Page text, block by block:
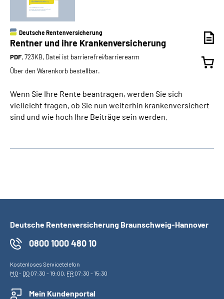
Deutsche Rentenversicherung
Rentner und ihre Krankenversicherung
PDF, 723KB, Datei ist barrierefrei⁄barrierearm
Über den Warenkorb bestellbar.
Wenn Sie Ihre Rente beantragen, werden Sie sich
vielleicht fragen, ob Sie nun weiterhin krankenversichert
sind und wie hoch Ihre Beiträge sein werden.
Deutsche Rentenversicherung Braunschweig-Hannover
0800 1000 480 10
Kostenloses Servicetelefon
MO- DO07:30 - 19:00, FR07:30 - 15:30
Mein Kundenportal